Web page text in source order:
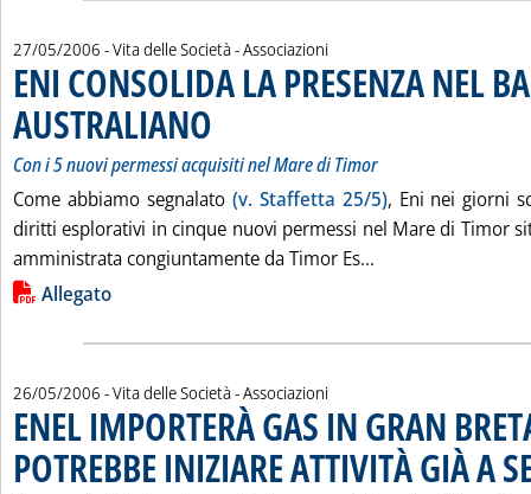
27/05/2006 - Vita delle Società - Associazioni
ENI CONSOLIDA LA PRESENZA NEL
AUSTRALIANO
Con i 5 nuovi permessi acquisiti nel Mare di Timor
Come abbiamo segnalato (v. Staffetta 25/5), Eni nei giorni
diritti esplorativi in cinque nuovi permessi nel Mare di Timor
amministrata congiuntamente da Timor Es...
Lista allegati PDF alla notizia
Allegato
26/05/2006 - Vita delle Società - Associazioni
ENEL IMPORTERÀ GAS IN GRAN
POTREBBE INIZIARE ATTIVITÀ GIÀ A